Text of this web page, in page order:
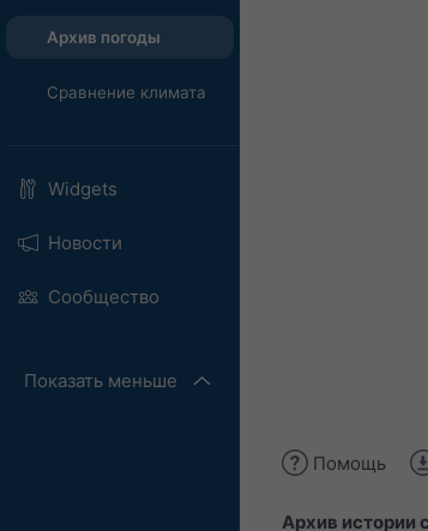
Архив погоды
Сравнение климата
Widgets
Новости
Сообщество
Показать меньше
Помощь
Архив истории